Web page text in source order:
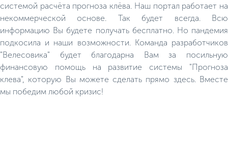
системой расчёта прогноза клёва. Наш портал работает на
некоммерческой основе. Так будет всегда. Всю
информацию Вы будете получать бесплатно. Но пандемия
подкосила и наши возможности. Команда разработчиков
"Велесовика" будет благодарна Вам за посильную
финансовую помощь на развитие системы "Прогноза
клева", которую Вы можете сделать прямо здесь. Вместе
мы победим любой кризис!